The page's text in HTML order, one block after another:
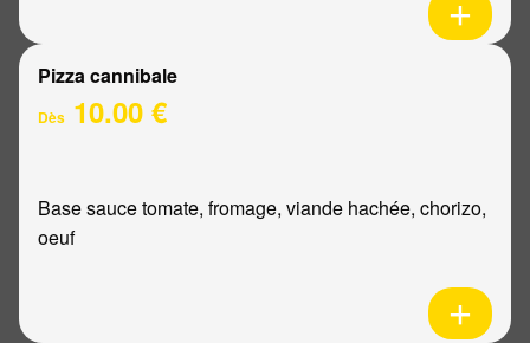
Pizza cannibale
Dès 10.00 €
Base sauce tomate, fromage, viande hachée, chorizo,
oeuf